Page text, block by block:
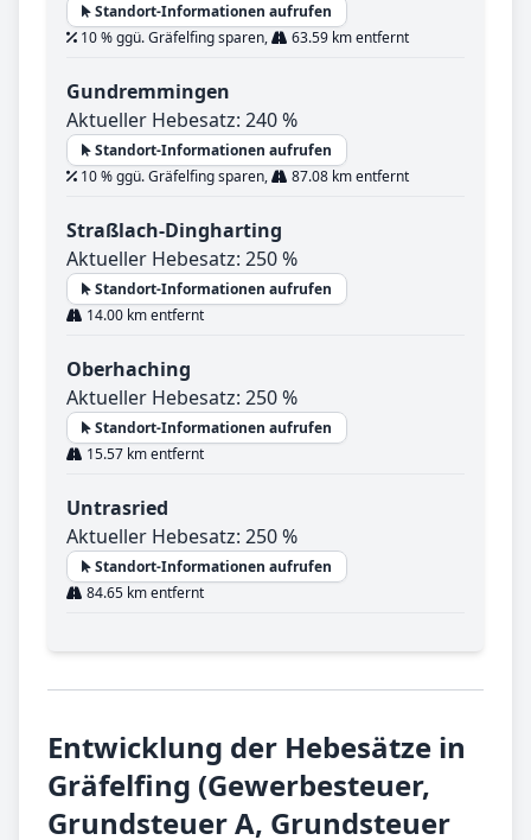
Standort-Informationen aufrufen
10 % ggü. Gräfelfing sparen,
63.59 km entfernt
Gundremmingen
Aktueller Hebesatz: 240 %
Standort-Informationen aufrufen
10 % ggü. Gräfelfing sparen,
87.08 km entfernt
Straßlach-Dingharting
Aktueller Hebesatz: 250 %
Standort-Informationen aufrufen
14.00 km entfernt
Oberhaching
Aktueller Hebesatz: 250 %
Standort-Informationen aufrufen
15.57 km entfernt
Untrasried
Aktueller Hebesatz: 250 %
Standort-Informationen aufrufen
84.65 km entfernt
Entwicklung der Hebesätze in
Gräfelfing (Gewerbesteuer,
Grundsteuer A, Grundsteuer